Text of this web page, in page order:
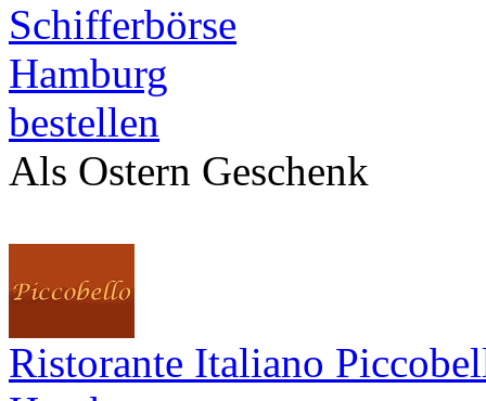
Schifferbörse
Hamburg
bestellen
Als Ostern Geschenk
Ristorante Italiano